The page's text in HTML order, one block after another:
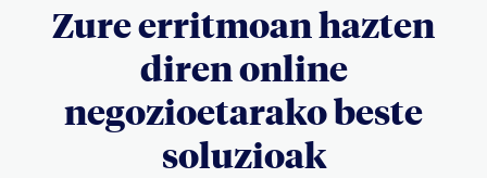
Zure erritmoan hazten
diren online
negozioetarako beste
soluzioak